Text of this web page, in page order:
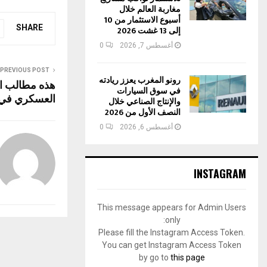
b
o
k
p
p
SHARE
PREVIOUS POST
هذه مطالب
العسكري
مغاربة العالم خلال
أسبوع الاستثمار من 10
إلى 13 غشت 2026
أغسطس 7, 2026 0
رونو المغرب يعزز ريادته
في سوق السيارات
والإنتاج الصناعي خلال
النصف الأول من 2026
أغسطس 6, 2026 0
INSTAGRAM
This message appears for Admin Users
only:
Please fill the Instagram Access Token.
You can get Instagram Access Token
by go to this page